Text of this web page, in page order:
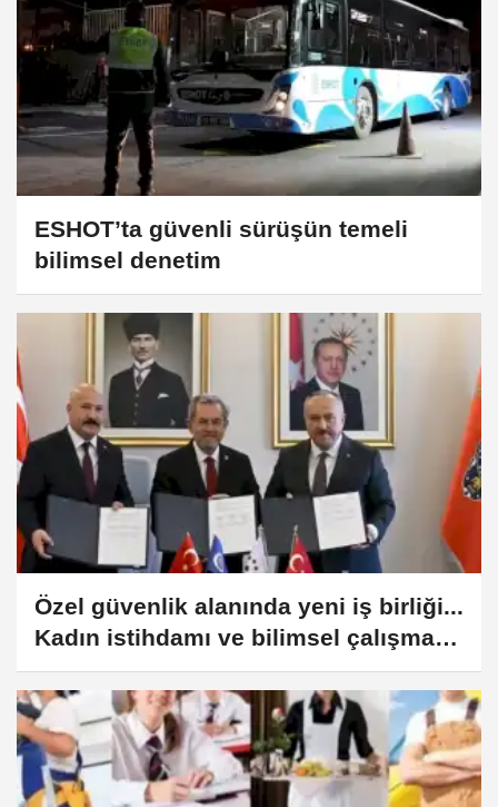
ESHOT’ta güvenli sürüşün temeli
bilimsel denetim
Özel güvenlik alanında yeni iş birliği...
Kadın istihdamı ve bilimsel çalışmalar
güçlendirilecek